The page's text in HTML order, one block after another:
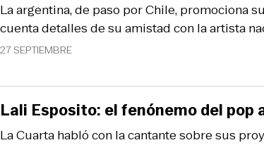
27 SEPTIEMBRE
La argentina, de paso por Chile, promociona
cuenta detalles de su amistad con la artista
La Cuarta habló con la cantante sobre sus
Lali Esposito: el fenónemo del pop